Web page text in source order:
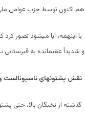
هم اکنون توسط حزب عوامی
با اینهمه، آیا میشود تصور
و شدیدأ عقبمانده به قبرستانی
نقش پشتونهای ناسیونالست
گذشته از نخبگان بالا، حتی